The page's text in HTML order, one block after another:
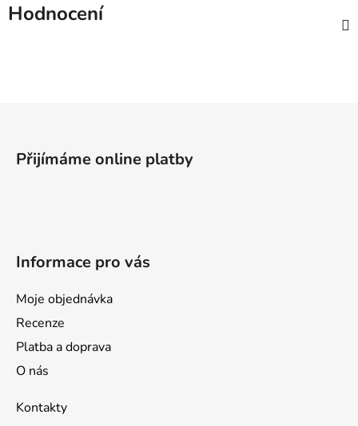
Hodnocení
Přijímáme online platby
Informace pro vás
Moje objednávka
Recenze
Platba a doprava
O nás
Kontakty